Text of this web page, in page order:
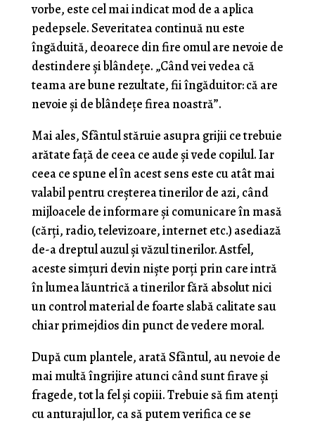
vorbe, este cel mai indicat mod de a aplica
pedepsele. Severitatea continuă nu este
îngăduită, deoarece din fire omul are nevoie de
destindere şi blândeţe. „Când vei vedea că
teama are bune rezultate, fii îngăduitor: că are
nevoie și de blândeţe firea noastră”.
Mai ales, Sfântul stăruie asupra grijii ce trebuie
arătate faţă de ceea ce aude şi vede copilul. Iar
ceea ce spune el în acest sens este cu atât mai
valabil pentru creșterea tinerilor de azi, când
mijloacele de informare şi comunicare în masă
(cărţi, radio, televizoare, inter­net etc.) asediază
de-a dreptul auzul şi văzul tinerilor. Astfel,
aceste simţuri devin nişte porţi prin care intră
în lumea lăuntrică a tinerilor fără absolut nici
un con­trol material de foarte slabă calitate sau
chiar primej­dios din punct de vedere moral.
După cum plantele, arată Sfântul, au nevoie de
mai multă îngrijire atunci când sunt firave şi
fragede, tot la fel şi copiii. Trebuie să fim atenţi
cu anturajul lor, ca să putem verifica ce se